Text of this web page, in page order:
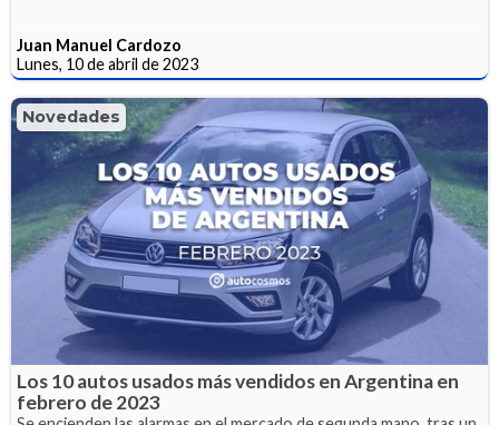
Juan Manuel Cardozo
Lunes, 10 de abril de 2023
Novedades
Los 10 autos usados más vendidos en Argentina en
febrero de 2023